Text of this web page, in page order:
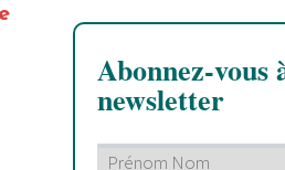
Abonnez-vous
newsletter